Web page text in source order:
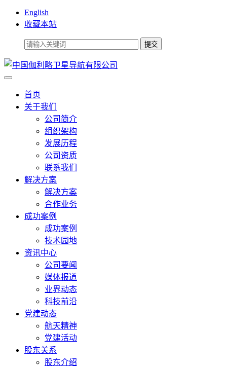
English
收藏本站
首页
关于我们
公司简介
组织架构
发展历程
公司资质
联系我们
解决方案
解决方案
合作业务
成功案例
成功案例
技术园地
资讯中心
公司要闻
媒体报道
业界动态
科技前沿
党建动态
航天精神
党建活动
股东关系
股东介绍